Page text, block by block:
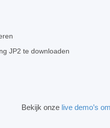
JP2 te downloaden
Bekijk onze live demo’s